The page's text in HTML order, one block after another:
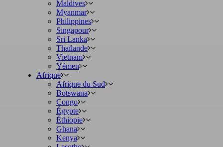
Maldives
Myanmar
Philippines
Singapour
Sri Lanka
Thaïlande
Vietnam
Yémen
Afrique
Afrique du Sud
Botswana
Congo
Égypte
Éthiopie
Ghana
Kenya